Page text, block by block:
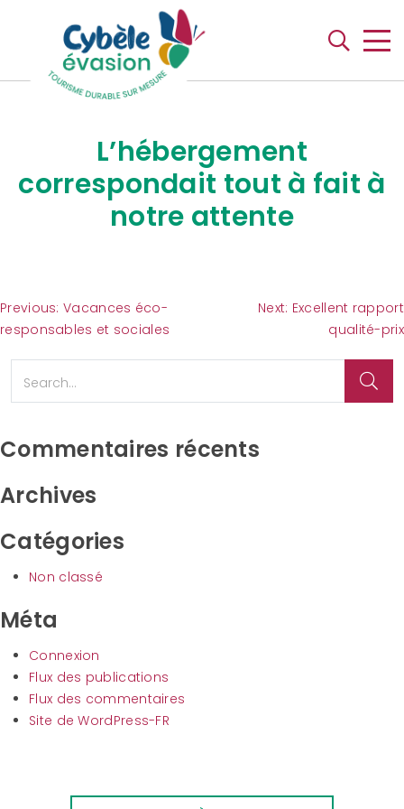
L’hébergement
correspondait tout à fait à
notre attente
Navigation
de
l’article
Previous: Vacances éco-
responsables et sociales
Next: Excellent rapport
qualité-prix
Commentaires récents
Archives
Catégories
Non classé
Méta
Connexion
Flux des publications
Flux des commentaires
Site de WordPress-FR